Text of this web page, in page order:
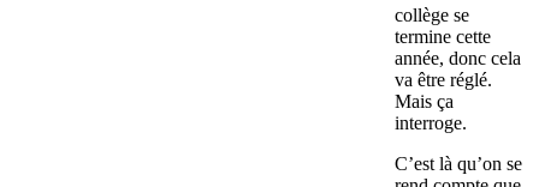
collège se
termine cette
année, donc cela
va être réglé.
Mais ça
interroge.
C’est là qu’on se